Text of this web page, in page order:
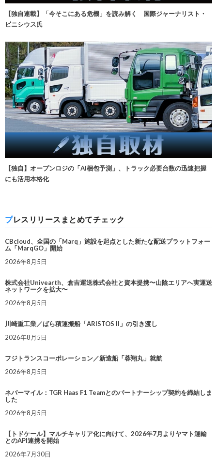
【独自連載】「今そこにある危機」を読み解く 国際ジャーナリスト・
ビニシウス氏
【独自】オープンロジの「AI梱包予測」、トラック必要台数の迅速把握
にも活用本格化
プレスリリースまとめてチェック
CBcloud、全国の「Marq」施設を起点とした新たな配送プラットフォー
ム「MarqGO」開始
2026年8月5日
株式会社Univearth、倉吉運送株式会社と資本提携〜山陰エリアへ実運送
ネットワークを拡大〜
2026年8月5日
川崎重工業／ばら積運搬船「ARISTOS II」の引き渡し
2026年8月5日
フジトランスコーポレーション／新造船「蓉翔丸」就航
2026年8月5日
ネバーマイル：TGR Haas F1 Teamとのパートナーシップ契約を締結しま
した
2026年8月5日
【トドケール】マルチキャリア化に向けて、2026年7月よりヤマト運輸
とのAPI連携を開始
2026年7月30日